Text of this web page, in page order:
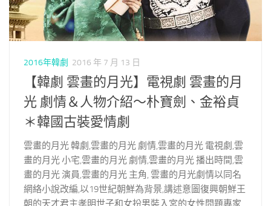
2016年韓劇 2016 年 7 月 13 日
【韓劇 雲畫的月光】電視劇 雲畫的月
光 劇情＆人物介紹～朴寶劍、金裕貞
＊韓國古裝愛情劇
雲畫的月光 韓劇,雲畫的月光 劇情,雲畫的月光 電視劇,雲
畫的月光 小宅,雲畫的月光 劇情,雲畫的月光 播出時間,雲
畫的月光 演員,雲畫的月光 主角, 雲畫的月光劇情以同名
網絡小說改編,以19世紀朝鮮為背景,講述意圖復興朝鮮王
朝的天才君主孝明世子和女扮男裝入宮的女性問題專家